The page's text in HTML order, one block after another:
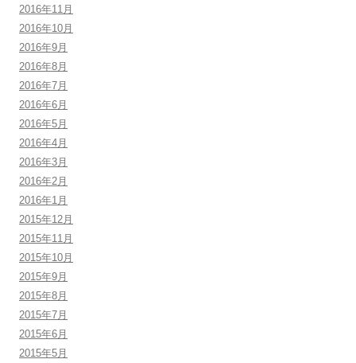
2016年11月
2016年10月
2016年9月
2016年8月
2016年7月
2016年6月
2016年5月
2016年4月
2016年3月
2016年2月
2016年1月
2015年12月
2015年11月
2015年10月
2015年9月
2015年8月
2015年7月
2015年6月
2015年5月